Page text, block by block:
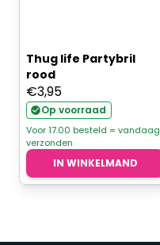
Thug life Partybril
rood
€3,95
Op voorraad
Voor 17.00 besteld = vandaag
verzonden
IN WINKELMAND